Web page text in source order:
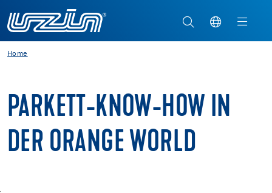
Home
PARKETT-KNOW-HOW IN
DER ORANGE WORLD